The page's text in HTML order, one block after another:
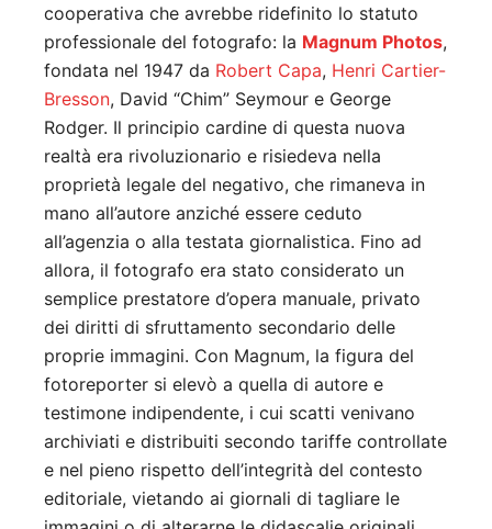
cooperativa che avrebbe ridefinito lo statuto
professionale del fotografo: la Magnum Photos,
fondata nel 1947 da Robert Capa, Henri Cartier-
Bresson, David “Chim” Seymour e George
Rodger. Il principio cardine di questa nuova
realtà era rivoluzionario e risiedeva nella
proprietà legale del negativo, che rimaneva in
mano all’autore anziché essere ceduto
all’agenzia o alla testata giornalistica. Fino ad
allora, il fotografo era stato considerato un
semplice prestatore d’opera manuale, privato
dei diritti di sfruttamento secondario delle
proprie immagini. Con Magnum, la figura del
fotoreporter si elevò a quella di autore e
testimone indipendente, i cui scatti venivano
archiviati e distribuiti secondo tariffe controllate
e nel pieno rispetto dell’integrità del contesto
editoriale, vietando ai giornali di tagliare le